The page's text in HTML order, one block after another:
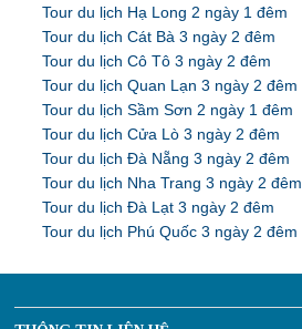
Tour du lịch Hạ Long 2 ngày 1 đêm
Tour du lịch Cát Bà 3 ngày 2 đêm
Tour du lịch Cô Tô 3 ngày 2 đêm
Tour du lịch Quan Lạn 3 ngày 2 đêm
Tour du lịch Sầm Sơn 2 ngày 1 đêm
Tour du lịch Cửa Lò 3 ngày 2 đêm
Tour du lịch Đà Nẵng 3 ngày 2 đêm
Tour du lịch Nha Trang 3 ngày 2 đêm
Tour du lịch Đà Lạt 3 ngày 2 đêm
Tour du lịch Phú Quốc 3 ngày 2 đêm